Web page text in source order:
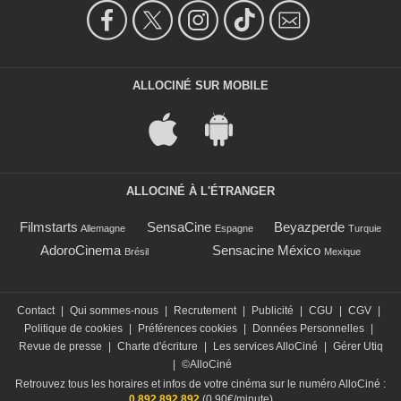
ALLOCINÉ SUR MOBILE
ALLOCINÉ À L'ÉTRANGER
Filmstarts Allemagne SensaCine Espagne Beyazperde Turquie
AdoroCinema Brésil Sensacine México Mexique
Contact Qui sommes-nous Recrutement Publicité CGU CGV
Politique de cookies
Préférences cookies Données Personnelles
Revue de presse
Charte d'écriture Les services AlloCiné
Gérer Utiq
©AlloCiné
Retrouvez tous les horaires et infos de votre cinéma sur le numéro AlloCiné :